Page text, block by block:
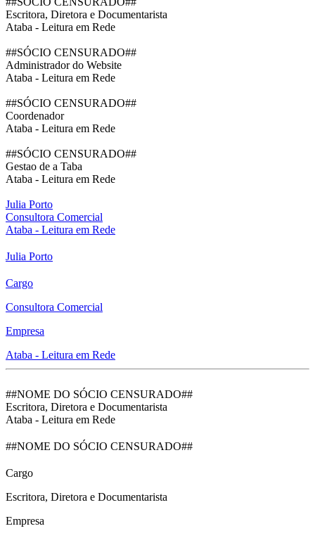
Escritora, Diretora e Documentarista
Ataba - Leitura em Rede
##SÓCIO CENSURADO##
Administrador do Website
Ataba - Leitura em Rede
##SÓCIO CENSURADO##
Coordenador
Ataba - Leitura em Rede
##SÓCIO CENSURADO##
Gestao de a Taba
Ataba - Leitura em Rede
Julia Porto
Consultora Comercial
Ataba - Leitura em Rede
Julia Porto
Cargo
Consultora Comercial
Empresa
Ataba - Leitura em Rede
##NOME DO SÓCIO CENSURADO##
Escritora, Diretora e Documentarista
Ataba - Leitura em Rede
##NOME DO SÓCIO CENSURADO##
Cargo
Escritora, Diretora e Documentarista
Empresa